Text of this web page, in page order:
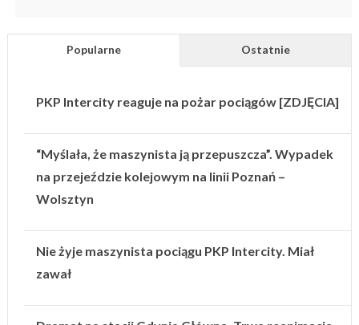
Popularne Ostatnie
PKP Intercity reaguje na pożar pociągów [ZDJĘCIA]
“Myślała, że maszynista ją przepuszcza”. Wypadek
na przejeździe kolejowym na linii Poznań –
Wolsztyn
Nie żyje maszynista pociągu PKP Intercity. Miał
zawał